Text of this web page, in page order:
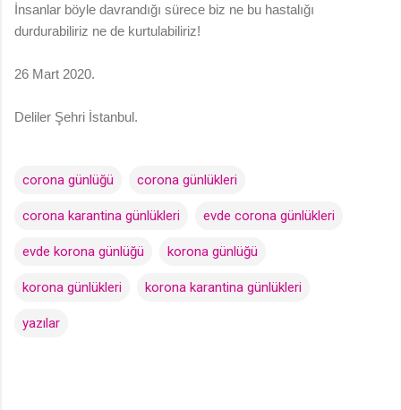
İnsanlar böyle davrandığı sürece biz ne bu hastalığı
durdurabiliriz ne de kurtulabiliriz!
26 Mart 2020.
Deliler Şehri İstanbul.
corona günlüğü corona günlükleri
corona karantina günlükleri evde corona günlükleri
evde korona günlüğü korona günlüğü
korona günlükleri korona karantina günlükleri
yazılar